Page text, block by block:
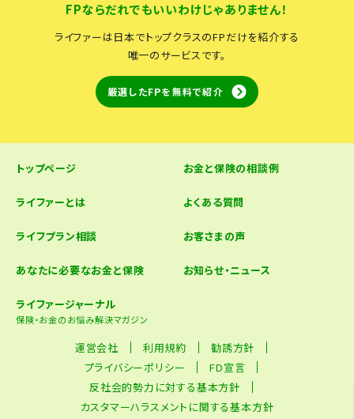
FPならだれでもいいわけじゃありません！
ライファーは日本でトップクラスのFPだけを紹介する
唯一のサービスです。
厳選したFPを無料で紹介
トップページ
ライファーとは
ライフプラン相談
あなたに必要なお金と保険
お金と保険の相談例
よくある質問
お客さまの声
お知らせ・ニュース
ライファージャーナル
保険・お金のお悩み解決マガジン
運営会社 利用規約
勧誘方針
プライバシーポリシー
FD宣言
反社会的勢力に対する基本方針
カスタマーハラスメントに関する基本方針